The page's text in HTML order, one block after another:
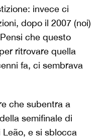
invece ci
dopo il 2007 (noi)
che questo
ritrovare quella
fa, ci sembrava
che subentra a
semifinale di
Leão, e si sblocca